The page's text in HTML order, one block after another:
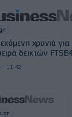
χρονιά
δεικτών
- 11:42